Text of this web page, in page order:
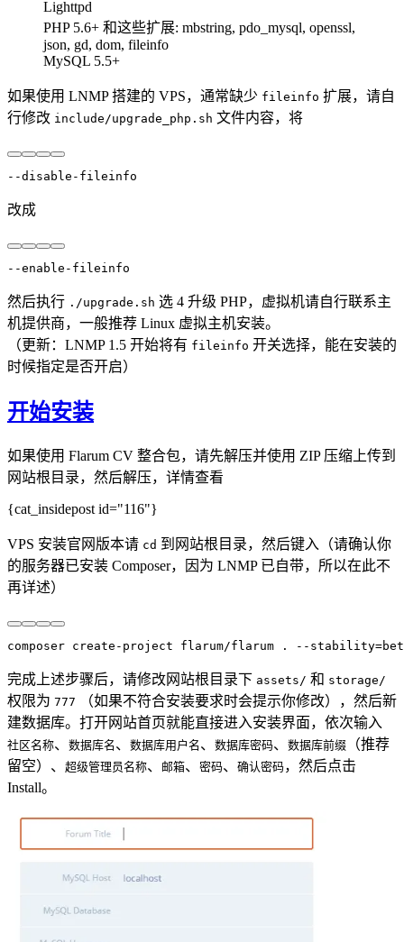
Lighttpd
PHP 5.6+ 和这些扩展: mbstring, pdo_mysql, openssl,
json, gd, dom, fileinfo
MySQL 5.5+
如果使用 LNMP 搭建的 VPS，通常缺少 fileinfo 扩展，请自
行修改 include/upgrade_php.sh 文件内容，将
改成
然后执行 ./upgrade.sh 选 4 升级 PHP，虚拟机请自行联系主
机提供商，一般推荐 Linux 虚拟主机安装。
（更新：LNMP 1.5 开始将有 fileinfo 开关选择，能在安装的
时候指定是否开启）
开始安装
如果使用 Flarum CV 整合包，请先解压并使用 ZIP 压缩上传到
网站根目录，然后解压，详情查看
{cat_insidepost id="116"}
VPS 安装官网版本请 cd 到网站根目录，然后键入（请确认你
的服务器已安装 Composer，因为 LNMP 已自带，所以在此不
再详述）
完成上述步骤后，请修改网站根目录下 assets/ 和 storage/
权限为 777
（如果不符合安装要求时会提示你修改），然后新
建数据库。打开网站首页就能直接进入安装界面，依次输入
社区名称、 数据库名 、 数据库用户名 、 数据库密码、 数据库前缀 （推荐
留空）、 超级管理员名称、 邮箱、 密码、 确认密码，然后点击
Install。